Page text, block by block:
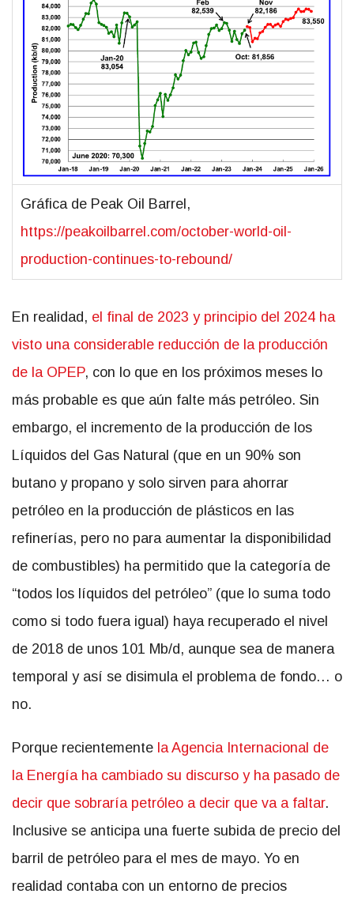
Gráfica de Peak Oil Barrel,
https://peakoilbarrel.com/october-world-oil-
production-continues-to-rebound/
En realidad, el final de 2023 y principio del 2024 ha
visto una considerable reducción de la producción
de la OPEP, con lo que en los próximos meses lo
más probable es que aún falte más petróleo. Sin
embargo, el incremento de la producción de los
Líquidos del Gas Natural (que en un 90% son
butano y propano y solo sirven para ahorrar
petróleo en la producción de plásticos en las
refinerías, pero no para aumentar la disponibilidad
de combustibles) ha permitido que la categoría de
“todos los líquidos del petróleo” (que lo suma todo
como si todo fuera igual) haya recuperado el nivel
de 2018 de unos 101 Mb/d, aunque sea de manera
temporal y así se disimula el problema de fondo… o
no.
Porque recientemente la Agencia Internacional de
la Energía ha cambiado su discurso y ha pasado de
decir que sobraría petróleo a decir que va a faltar.
Inclusive se anticipa una fuerte subida de precio del
barril de petróleo para el mes de mayo. Yo en
realidad contaba con un entorno de precios